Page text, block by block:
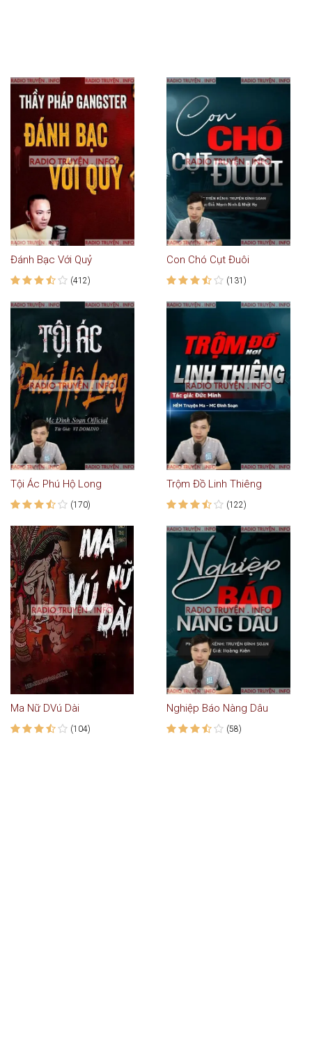
Đánh Bạc Với Quỷ
(412)
Con Chó Cụt Đuôi
(131)
Tội Ác Phú Hộ Long
(170)
Trộm Đồ Linh Thiêng
(122)
Ma Nữ DVú Dài
(104)
Nghiệp Báo Nàng Dâu
(58)